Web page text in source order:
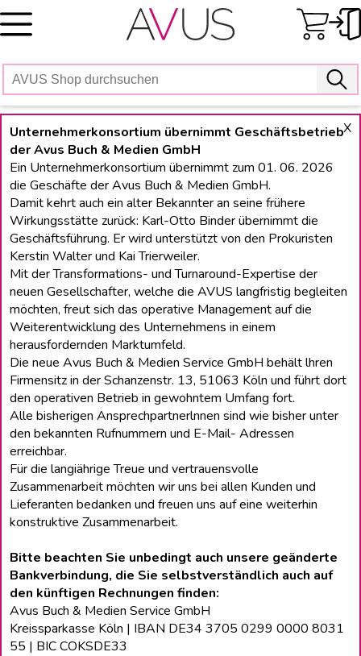
Skip
to
X
Unternehmerkonsortium übernimmt Geschäftsbetrieb
der Avus Buch & Medien GmbH
Ein Unternehmerkonsortium übernimmt zum 01. 06. 2026
die Geschäfte der Avus Buch & Medien GmbH.
Damit kehrt auch ein alter Bekannter an seine frühere
Wirkungsstätte zurück: Karl-Otto Binder übernimmt die
Geschäftsführung. Er wird unterstützt von den Prokuristen
Kerstin Walter und Kai Trierweiler.
Mit der Transformations- und Turnaround-Expertise der
neuen Gesellschafter, welche die AVUS langfristig begleiten
möchten, freut sich das operative Management auf die
Weiterentwicklung des Unternehmens in einem
herausfordernden Marktumfeld.
Die neue Avus Buch & Medien Service GmbH behält lhren
Firmensitz in der Schanzenstr. 13, 51063 Köln und führt dort
den operativen Betrieb in gewohntem Umfang fort.
Alle bisherigen Ansprechpartnerlnnen sind wie bisher unter
den bekannten Rufnummern und E-Mail- Adressen
erreichbar.
Für die langiährige Treue und vertrauensvolle
Zusammenarbeit möchten wir uns bei allen Kunden und
Lieferanten bedanken und freuen uns auf eine weiterhin
konstruktive Zusammenarbeit.
Bitte beachten Sie unbedingt auch unsere geänderte
Bankverbindung, die Sie selbstverständlich auch auf
den künftigen Rechnungen finden:
Avus Buch & Medien Service GmbH
Kreissparkasse Köln | IBAN DE34 3705 0299 0000 8031
55 | BIC COKSDE33